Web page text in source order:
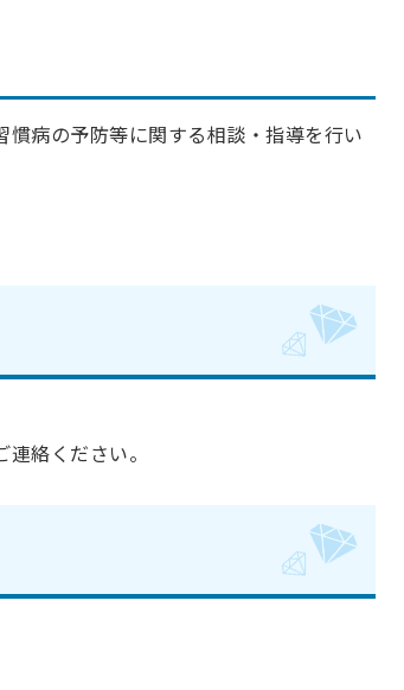
病の予防等に関する相談・指導を行い
絡ください。